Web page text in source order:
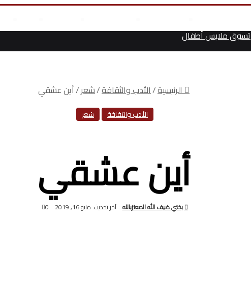
تسوق ملابس أطفال
الرئيسية/الأدب والثقافة/شعر/أين عشقي
الأدب والثقافة شعر
أين عشقي
بختي ضيف الله المعتزبالله آخر تحديث: مايو 16, 2019 0